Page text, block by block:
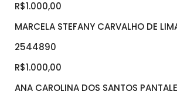
R$1.000,00
MARCELA STEFANY CARVALHO DE
2544890
R$1.000,00
ANA CAROLINA DOS SANTOS